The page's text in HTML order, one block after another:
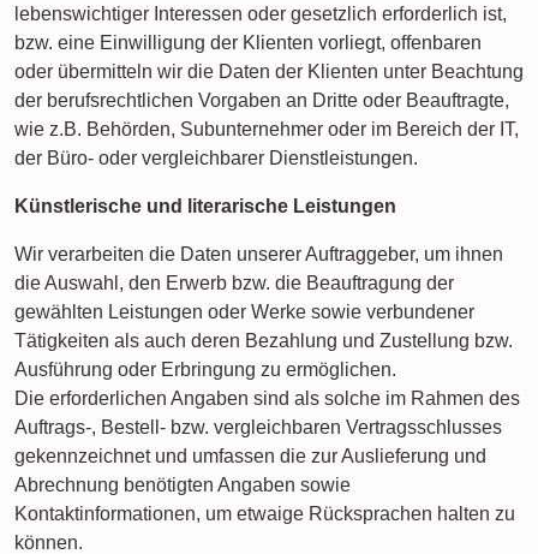
lebenswichtiger Interessen oder gesetzlich erforderlich ist,
bzw. eine Einwilligung der Klienten vorliegt, offenbaren
oder übermitteln wir die Daten der Klienten unter Beachtung
der berufsrechtlichen Vorgaben an Dritte oder Beauftragte,
wie z.B. Behörden, Subunternehmer oder im Bereich der IT,
der Büro- oder vergleichbarer Dienstleistungen.
Künstlerische und literarische Leistungen
Wir verarbeiten die Daten unserer Auftraggeber, um ihnen
die Auswahl, den Erwerb bzw. die Beauftragung der
gewählten Leistungen oder Werke sowie verbundener
Tätigkeiten als auch deren Bezahlung und Zustellung bzw.
Ausführung oder Erbringung zu ermöglichen.
Die erforderlichen Angaben sind als solche im Rahmen des
Auftrags-, Bestell- bzw. vergleichbaren Vertragsschlusses
gekennzeichnet und umfassen die zur Auslieferung und
Abrechnung benötigten Angaben sowie
Kontaktinformationen, um etwaige Rücksprachen halten zu
können.